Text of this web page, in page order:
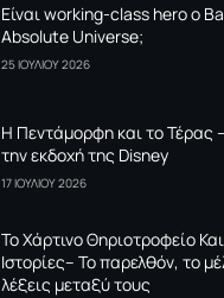
Είναι working-class hero ο
Absolute Universe;
25 ΙΟΥΛΙΟΥ 2026
Η Πεντάμορφη και το Τέρας
την εκδοχή της Disney
17 ΙΟΥΛΙΟΥ 2026
To Xάρτινο Θηριοτροφείο
Ιστορίες– Το παρελθόν, το
λέξεις μεταξύ τους